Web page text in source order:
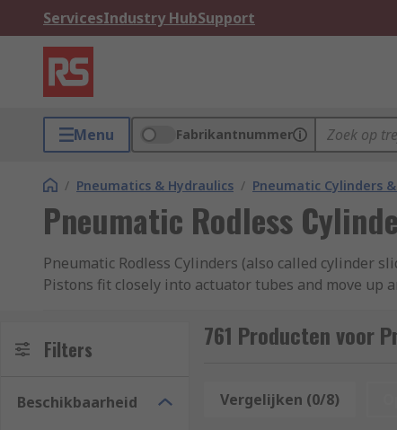
ServicesIndustry HubSupport
Menu Fabrikantnummer
/ Pneumatics & Hydraulics / Pneumatic Cylinders
Pneumatic Rodless
Pneumatic Rodless Cylinders (also called cylinder
Pistons fit closely into actuator tubes and move up
What are pneumatic rodless cylinders used
Simply put, these pneumatic rodless cylinders
to which tools can be attached too. They are also
Filters
Beschikbaarheid
761 Producten voor
Vergelijken (0/8)